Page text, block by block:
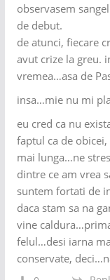
observasem
de debut.
de atunci, fiecare
avut crize la greu.
vremea…asa de
insa…mie nu mi
eu cred ca nu
faptul ca de
mai lunga…ne
dintre ce am vrea
suntem fortati de
daca stam sa na
vine
felul…desi iarna
conservate,